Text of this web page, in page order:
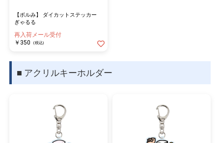
【ボルみ】 ダイカットステッカー
ぎゃるる
再入荷メール受付
￥350
(税込)
■ アクリルキーホルダー